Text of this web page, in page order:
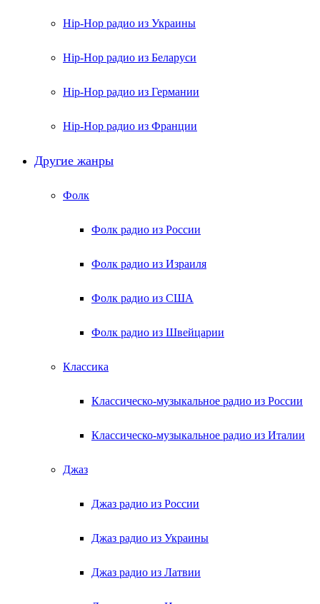
Hip-Hop радио из Украины
Hip-Hop радио из Беларуси
Hip-Hop радио из Германии
Hip-Hop радио из Франции
Другие жанры
Фолк
Фолк радио из России
Фолк радио из Израиля
Фолк радио из США
Фолк радио из Швейцарии
Классика
Классическо-музыкальное радио из России
Классическо-музыкальное радио из Италии
Джаз
Джаз радио из России
Джаз радио из Украины
Джаз радио из Латвии